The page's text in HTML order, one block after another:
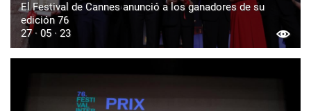
El Festival de Cannes anunció a los ganadores de su
edición 76
27 · 05 · 23